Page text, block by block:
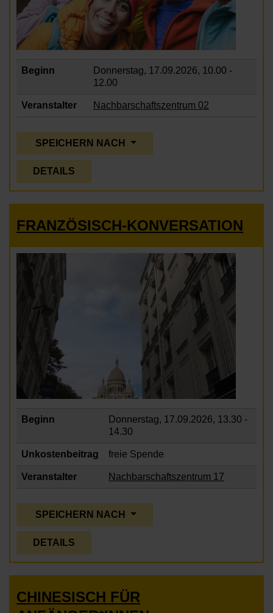
Beginn Donnerstag, 17.09.2026, 10.00 -
12.00
Veranstalter Nachbarschaftszentrum 02
SPEICHERN NACH
DETAILS
FRANZÖSISCH-KONVERSATION
Beginn Donnerstag, 17.09.2026, 13.30 -
14.30
Unkostenbeitrag freie Spende
Veranstalter Nachbarschaftszentrum 17
SPEICHERN NACH
DETAILS
CHINESISCH FÜR